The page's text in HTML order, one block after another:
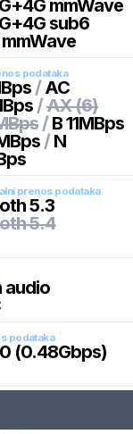
mmWave
sub6
podataka
/ AC
/AX (6)
/ B 11MBps
/ N
prenos podataka
5.3
5.4
audio
podataka
(0.48Gbps)